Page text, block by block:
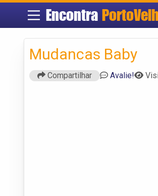
Encontra
Mudancas Baby
Compartilhar Avalie!